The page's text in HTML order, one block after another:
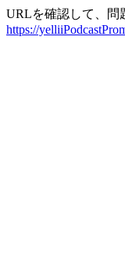
URLを確認して、問
https://